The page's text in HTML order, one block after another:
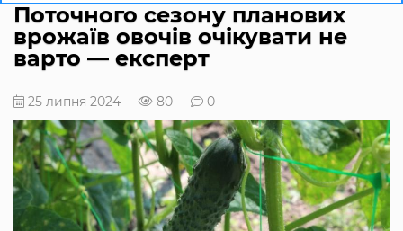
Поточного сезону планових
врожаїв овочів очікувати не
варто — експерт
25 липня 2024 80 0